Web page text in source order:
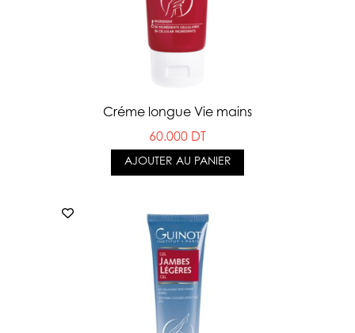
Créme longue Vie mains
60.000 DT
AJOUTER AU PANIER